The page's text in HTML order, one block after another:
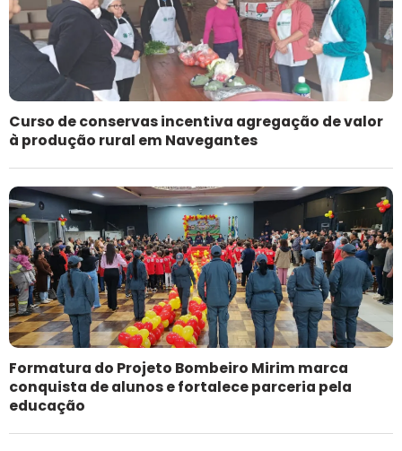
Curso de conservas incentiva agregação de valor
à produção rural em Navegantes
Formatura do Projeto Bombeiro Mirim marca
conquista de alunos e fortalece parceria pela
educação